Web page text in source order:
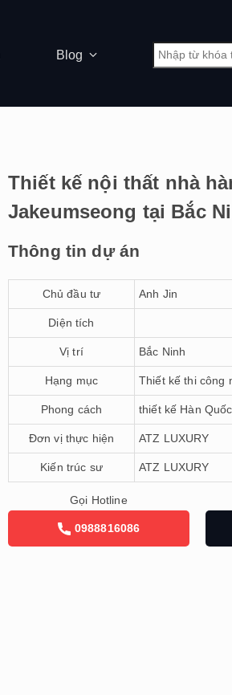
Blog
Thiết kế nội thất nhà
Jakeumseong tại Bắc
Thông tin dự án
Chủ đầu tư Anh Jin
Diện tích
Vị trí Bắc Ninh
Hạng mục Thiết kế thi công
Phong cách thiết kế Hàn Quốc
Đơn vị thực hiện ATZ LUXURY
Kiến trúc sư ATZ LUXURY
Gọi Hotline
0988816086